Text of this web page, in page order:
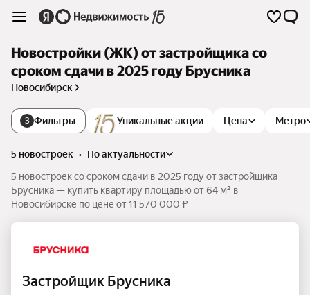
Новостройки (ЖК) от застройщика со
сроком сдачи в 2025 году Брусника
Новосибирск
3 Фильтры Уникальные акции Цена Метро
5 новостроек •
по актуальности
5 новостроек со сроком сдачи в 2025 году от застройщика
Брусника — купить квартиру площадью от 64 м² в
Новосибирске по цене от 11 570 000 ₽
Застройщик Брусника